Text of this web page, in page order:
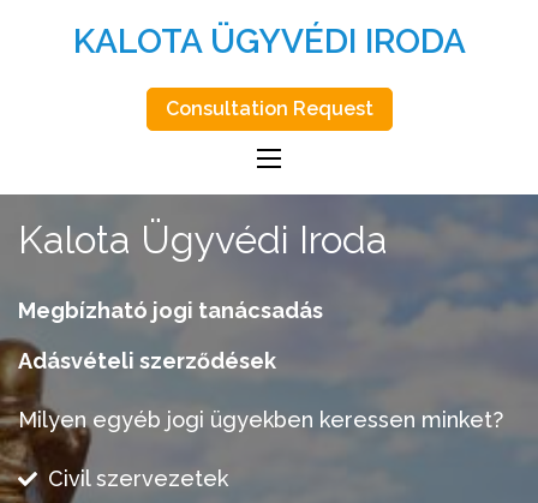
KALOTA ÜGYVÉDI IRODA
Consultation Request
Kalota Ügyvédi Iroda
Megbízható jogi tanácsadás
Adásvételi szerződések
Milyen egyéb jogi ügyekben keressen minket?
Civil szervezetek